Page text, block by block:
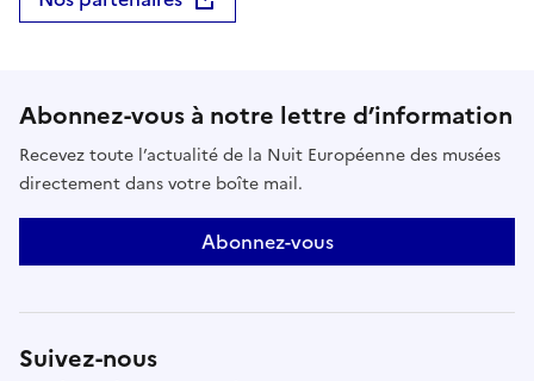
passionnés et les curieux de tous âges, pour vivre la
Abonnez-vous à notre lettre d’information
Recevez toute l’actualité de la Nuit Européenne des musées
directement dans votre boîte mail.
Abonnez-vous
Suivez-nous